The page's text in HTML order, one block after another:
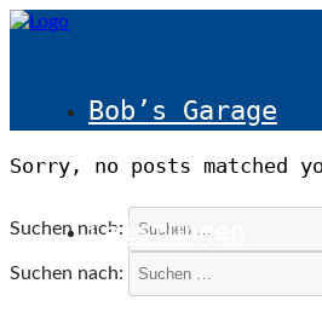
Bob’s Garage
Leistungen
Sorry, no posts matched
Suchen nach:
Suchen nach: